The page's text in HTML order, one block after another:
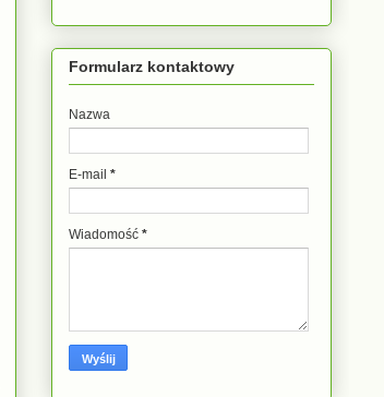
Formularz kontaktowy
Nazwa
E-mail *
Wiadomość *